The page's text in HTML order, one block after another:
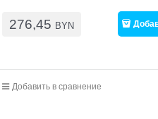
276,45 BYN
Добавить в сравнение